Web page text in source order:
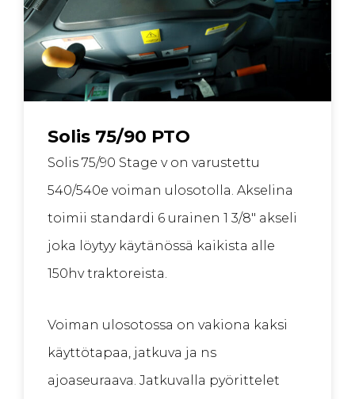
Solis 75/90 PTO
Solis 75/90 Stage v on varustettu
540/540e voiman ulosotolla. Akselina
toimii standardi 6 urainen 1 3/8″ akseli
joka löytyy käytänössä kaikista alle
150hv traktoreista.
Voiman ulosotossa on vakiona kaksi
käyttötapaa, jatkuva ja ns
ajoaseuraava. Jatkuvalla pyörittelet